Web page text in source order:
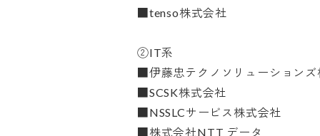
■tenso株式会社
②IT系
■伊藤忠テクノソリューションズ
■SCSK株式会社
■NSSLCサービス株式会社
■株式会社NTT データ